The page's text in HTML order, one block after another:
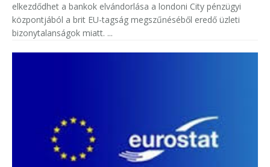
elkezdődhet a bankok elvándorlása a londoni City pénzügyi
központjából a brit EU-tagság megszűnéséből eredő üzleti
bizonytalanságok miatt. ...